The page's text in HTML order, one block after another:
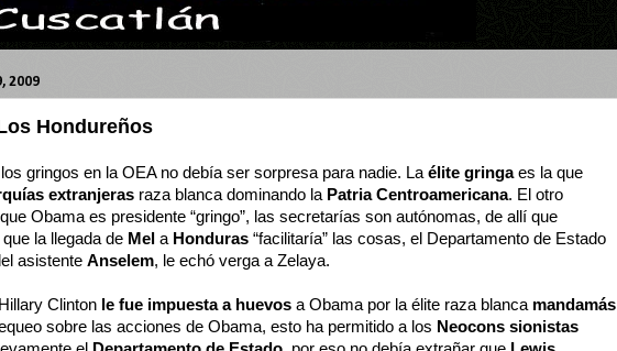
2009
Hondureños
gringos en la OEA no debía ser sorpresa para nadie. La élite gringaes la que
extranjeras raza blanca dominando la Patria Centroamericana. El otro
Obama es presidente “gringo”, las secretarías son autónomas, de allí que
la llegada de Mel a Honduras “facilitaría” las cosas, el Departamento de Estado
asistente Anselem, le echó verga a Zelaya.
Clinton le fue impuesta a huevos a Obama por la élite raza blanca mandamás
sobre las acciones de Obama, esto ha permitido a los Neocons sionistas